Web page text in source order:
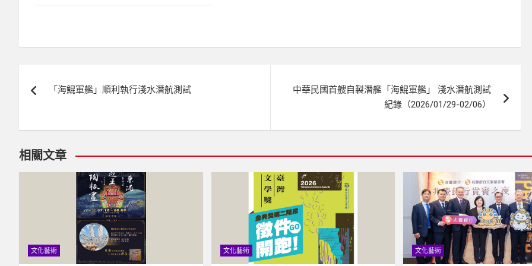
章
導
覽
「海鯤軍艦」順利執行淺水潛航測試
中華民國首艘自製潛艦「海鯤軍艦」 淺水潛航測試
紀錄（2026/01/29-02/06）
相關文章
文化藝術 文化藝術 文化藝術